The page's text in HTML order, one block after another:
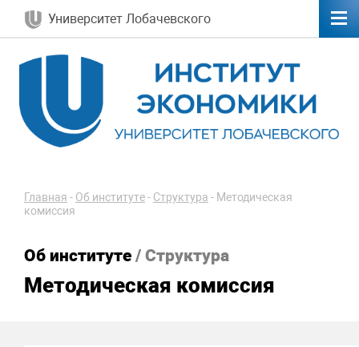
Университет Лобачевского
Главная - Об институте- Структура - Методическая
комиссия
Об институте / Структура
Методическая комиссия